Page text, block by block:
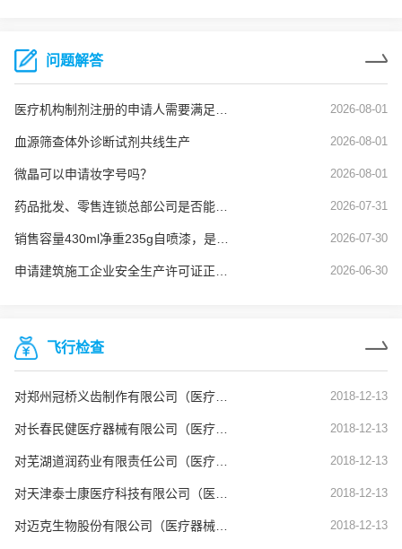
问题解答
2026-08-01
血源筛查体外诊断试剂共线生产 2026-08-01
微晶可以申请妆字号吗？ 2026-08-01
2026-07-31
2026-07-30
2026-06-30
飞行检查
2018-12-13
2018-12-13
2018-12-13
2018-12-13
2018-12-13